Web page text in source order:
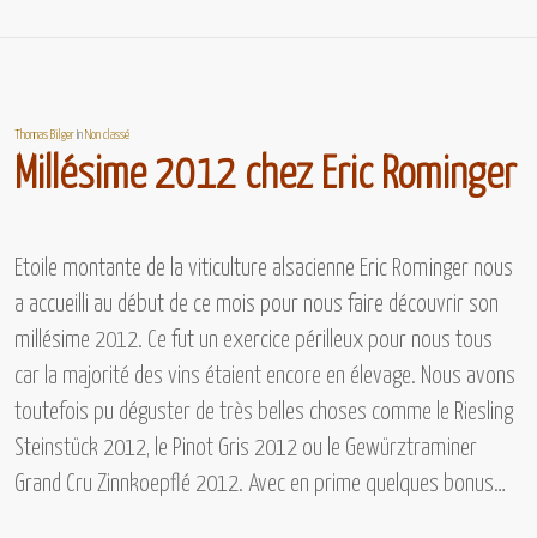
Thomas Bilger InNon classé
Millésime 2012 chez Eric Rominger
Etoile montante de la viticulture alsacienne Eric Rominger nous
a accueilli au début de ce mois pour nous faire découvrir son
millésime 2012. Ce fut un exercice périlleux pour nous tous
car la majorité des vins étaient encore en élevage. Nous avons
toutefois pu déguster de très belles choses comme le Riesling
Steinstück 2012, le Pinot Gris 2012 ou le Gewürztraminer
Grand Cru Zinnkoepflé 2012. Avec en prime quelques bonus…